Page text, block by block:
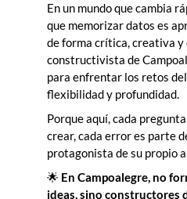
En un mundo que cambia
que memorizar datos es
de forma crítica, creativa
constructivista de
para enfrentar los retos
flexibilidad y profundidad.
Porque aquí, cada
crear, cada error es parte
protagonista de su propio
🌟 En Campoalegre, no
ideas, sino constructores